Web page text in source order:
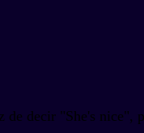
decir "She's